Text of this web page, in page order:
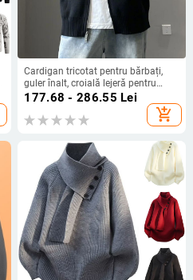
Cardigan tricotat pentru bărbați,
guler înalt, croială lejeră pentru
primăvară și toamnă
177.68 - 286.55 Lei
add_shopping_cart